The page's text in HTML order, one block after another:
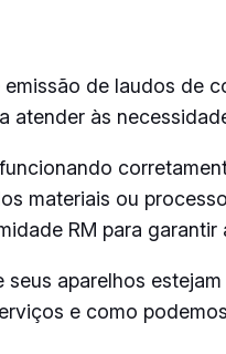
de laudos de
às
materiais ou
RM para
aparelhos
e como